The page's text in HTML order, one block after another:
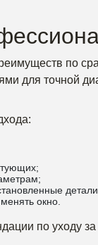
по
для точной
окно.
по уходу